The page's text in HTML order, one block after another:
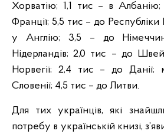
Хорватію; 1,1 тис – в
Франції; 5,5 тис – до
у Англію; 3,5 – до
Нідерландів; 2,0 тис – до
Норвегії; 2,4 тис – до
Словенії; 4,5 тис – до Литви.
Для тих українців, які
потребу в українській книзі,